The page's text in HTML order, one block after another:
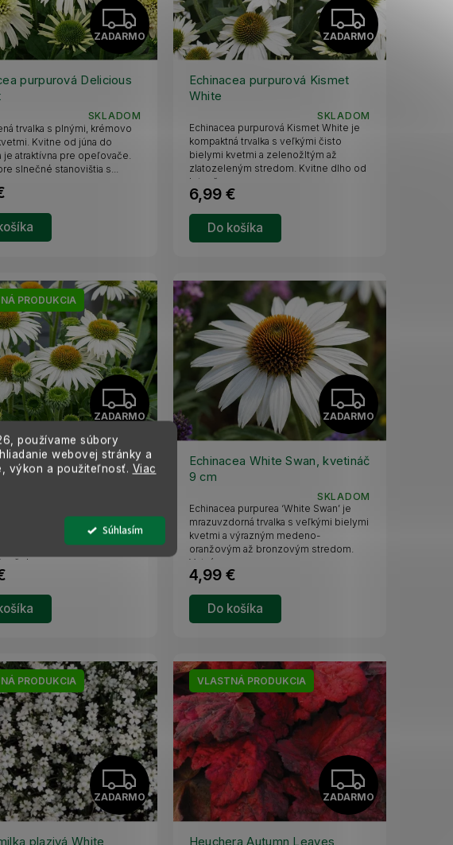
používame súbory
webovej stránky a
výkon a použiteľnosť. Viac
Súhlasím
Z
A
A
ZADARMO
purpurová Delicious
SKLADOM
trvalka s plnými, krémovo
Kvitne od júna do
je atraktívna pre opeľovače.
slnečné stanovištia s...
Z
A
A
ZADARMO
Echinacea purpurová Kismet
White
SKLADOM
6,99 €
Do košíka
Echinacea purpurová Kismet White je
kompaktná trvalka s veľkými čisto
bielymi kvetmi a zelenožltým až
zlatozeleným stredom. Kvitne dlho od
leta až...
PRODUKCIA
Z
A
D
R
M
ZADARMO
purpurová White
trvalka s bielymi kvetmi a
stredom. Kvitne
až do...
Z
A
D
A
R
ZADARMO
Echinacea White Swan, kvetináč
9 cm
SKLADOM
4,99 €
Do košíka
Echinacea purpurea ‘White Swan’ je
mrazuvzdorná trvalka s veľkými bielymi
kvetmi a výrazným medeno-
oranžovým až bronzovým stredom.
Vytvára...
PRODUKCIA
Z
A
ZADARMO
plazivá White
VLASTNÁ PRODUKCIA
Z
A
ZADARMO
Heuchera Autumn Leaves